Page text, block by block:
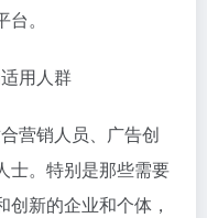
。
用人群
营销人员、广告创
士。特别是那些需要
新的企业和个体，